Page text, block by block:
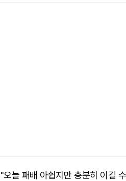
오늘 패배 아쉽지만 충분히 이길